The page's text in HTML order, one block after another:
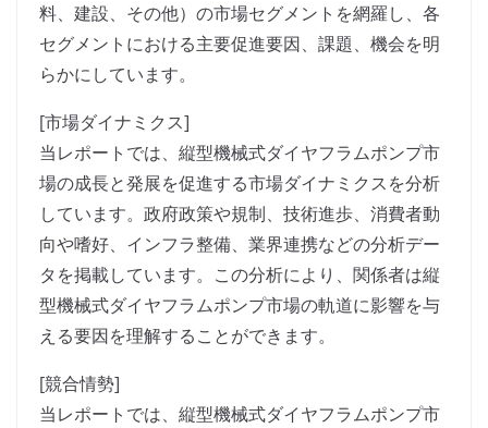
料、建設、その他）の市場セグメントを網羅し、各
セグメントにおける主要促進要因、課題、機会を明
らかにしています。
[市場ダイナミクス]
当レポートでは、縦型機械式ダイヤフラムポンプ市
場の成長と発展を促進する市場ダイナミクスを分析
しています。政府政策や規制、技術進歩、消費者動
向や嗜好、インフラ整備、業界連携などの分析デー
タを掲載しています。この分析により、関係者は縦
型機械式ダイヤフラムポンプ市場の軌道に影響を与
える要因を理解することができます。
[競合情勢]
当レポートでは、縦型機械式ダイヤフラムポンプ市